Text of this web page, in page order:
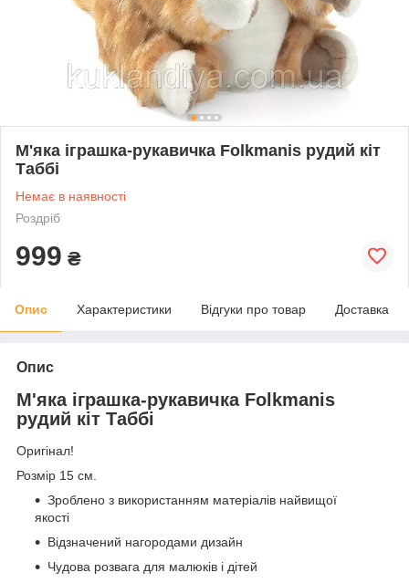
М'яка іграшка-рукавичка Folkmanis рудий кіт
Таббі
Немає в наявності
Роздріб
999 ₴
Опис Характеристики Відгуки про товар Доставка
Опис
М'яка іграшка-рукавичка Folkmanis
рудий кіт Таббі
Оригінал!
Розмір 15 см.
Зроблено з використанням матеріалів найвищої
якості
Відзначений нагородами дизайн
Чудова розвага для малюків і дітей